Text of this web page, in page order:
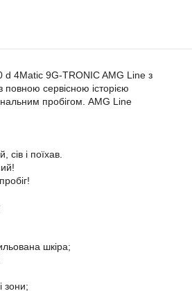
d 4Matic 9G-TRONIC AMG Line з
повною сервісною історією
пробігом. AMG Line
сів і поїхав.
шкіра;
зони;